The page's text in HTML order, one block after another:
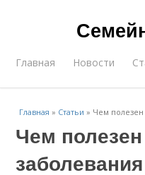
Главная Новости
Главная » Статьи » Чем полезен
Чем